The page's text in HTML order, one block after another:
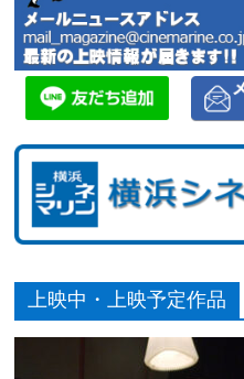
上映中・上映予定作品